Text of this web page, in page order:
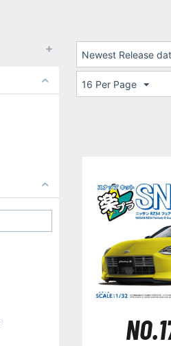
Newest Release
16 Per Page